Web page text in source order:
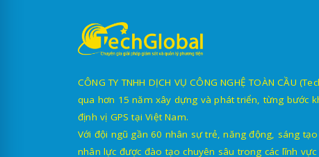
CÔNG TY TNHH DỊCH VỤ CÔNG NGHỆ TOÀN CẦU
qua hơn 15 năm xây dựng và phát triển, từng bước
định vị GPS tại Việt Nam.
Với đội ngũ gần 60 nhân sự trẻ, năng động, sáng
nhân lực được đào tạo chuyên sâu trong các lĩnh